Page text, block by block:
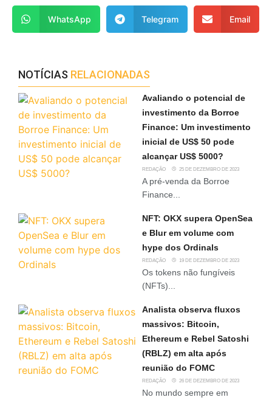
WhatsApp Telegram Email
NOTÍCIAS RELACIONADAS
Avaliando o potencial de
investimento da Borroe
Finance: Um investimento
inicial de US$ 50 pode
alcançar US$ 5000?
REDAÇÃO 25 DE DEZEMBRO DE 2023
A pré-venda da Borroe
Finance...
NFT: OKX supera OpenSea
e Blur em volume com
hype dos Ordinals
REDAÇÃO 19 DE DEZEMBRO DE 2023
Os tokens não fungíveis
(NFTs)...
Analista observa fluxos
massivos: Bitcoin,
Ethereum e Rebel Satoshi
(RBLZ) em alta após
reunião do FOMC
REDAÇÃO 26 DE DEZEMBRO DE 2023
No mundo sempre em